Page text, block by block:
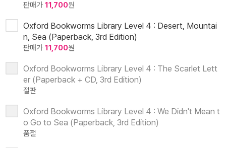
판매가 11,700원
Oxford Bookworms Library Level 4 : Desert, Mountai
n, Sea (Paperback, 3rd Edition)
판매가 11,700원
Oxford Bookworms Library Level 4 : The Scarlet Lett
er (Paperback + CD, 3rd Edition)
절판
Oxford Bookworms Library Level 4 : We Didn't Mean t
o Go to Sea (Paperback, 3rd Edition)
품절